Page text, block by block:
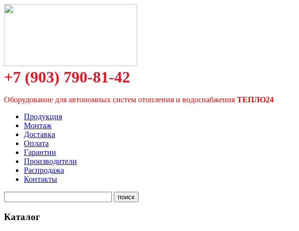
+7 (903) 790-81-42
Оборудование для автономных систем отопления и водоснабжения ТЕПЛО24
Продукция
Монтаж
Доставка
Оплата
Гарантии
Производители
Распродажа
Контакты
Каталог